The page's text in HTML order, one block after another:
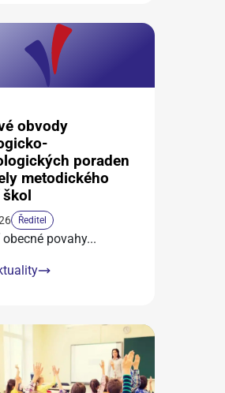
obvody
poraden
metodického
Ředitel
povahy...